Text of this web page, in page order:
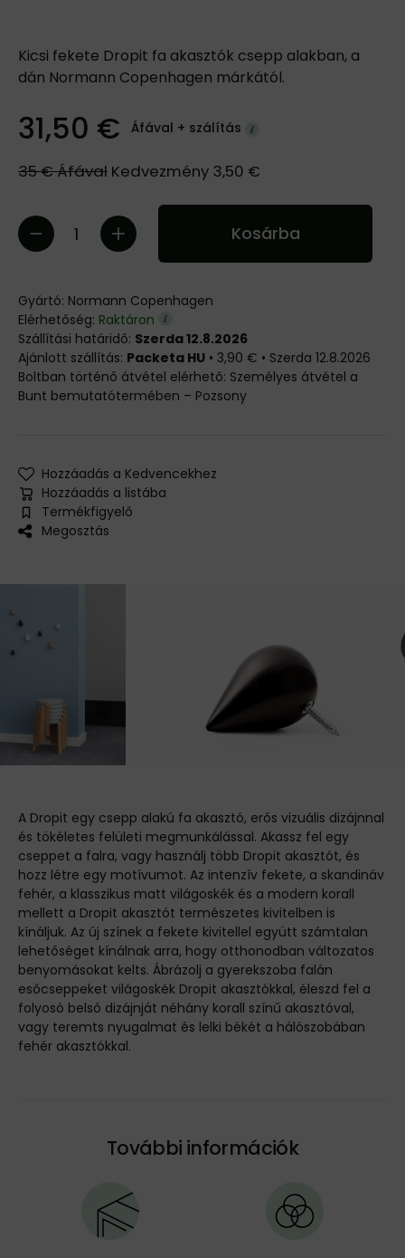
Kicsi fekete Dropit fa akasztók csepp alakban, a
dán Normann Copenhagen márkától.
31,50 € Áfával + szálítás
35 €Áfával Kedvezmény 3,50 €
Kosárba
Gyártó: Normann Copenhagen
Elérhetőség: Raktáron
Szállítási határidő: Szerda 12.8.2026
Packeta HU • 3,90 € • Szerda 12.8.2026
Személyes átvétel a
Bunt bemutatótermében – Pozsony
Hozzáadás a Kedvencekhez
Hozzáadás a listába
Termékfigyelő
Megosztás
A Dropit egy csepp alakú fa akasztó, erős vizuális dizájnnal
és tökéletes felületi megmunkálással. Akassz fel egy
cseppet a falra, vagy használj több Dropit akasztót, és
hozz létre egy motívumot. Az intenzív fekete, a skandináv
fehér, a klasszikus matt világoskék és a modern korall
mellett a Dropit akasztót természetes kivitelben is
kínáljuk. Az új színek a fekete kivitellel együtt számtalan
lehetőséget kínálnak arra, hogy otthonodban változatos
benyomásokat kelts. Ábrázolj a gyerekszoba falán
esőcseppeket világoskék Dropit akasztókkal, éleszd fel a
folyosó belső dizájnját néhány korall színű akasztóval,
vagy teremts nyugalmat és lelki békét a hálószobában
fehér akasztókkal.
További információk